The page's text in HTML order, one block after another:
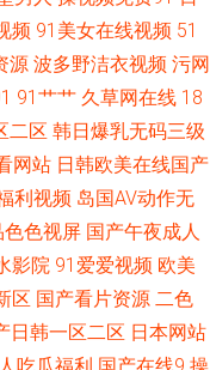
日本色 日本黄页免费 97
利社 av大香蕉久久 午夜影
频网站 avtt天天干 含羞草
人干 免费18 午夜成人 91一
性交CBT 亚洲AV另类 97超
影 91诱惑 九一香蕉网 欧
频 91美女在线视频 51
源 波多野洁衣视频 污网
91艹艹 久草网在线 18
二区 韩日爆乳无码三级
网站 日韩欧美在线国产
利视频 岛国AV动作无
色色视屏 国产午夜成人
影院 91爱爱视频 欧美
区 国产看片资源 二色
日韩一区二区 日本网站